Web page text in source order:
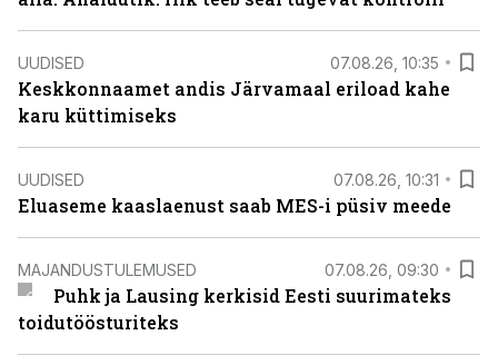
UUDISED 07.08.26, 10:35
Keskkonnaamet andis Järvamaal eriload kahe
karu küttimiseks
UUDISED 07.08.26, 10:31
Eluaseme kaaslaenust saab MES-i püsiv meede
MAJANDUSTULEMUSED 07.08.26, 09:30
Puhk ja Lausing kerkisid Eesti suurimateks
toidutöösturiteks